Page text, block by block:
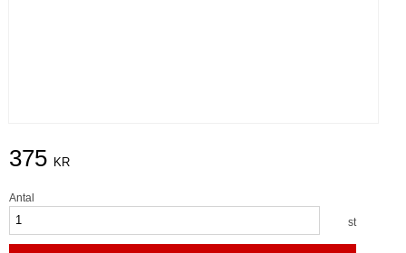
375 KR
Antal
st